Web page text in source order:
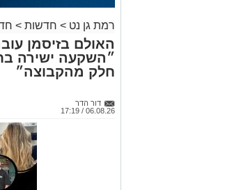
רמת גן נט > חדשות >
״השקעה ישירה
חלק מהקבוצה״
דור הדר
06.08.26 / 17:19